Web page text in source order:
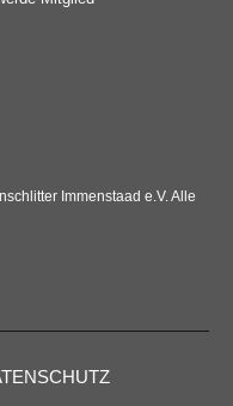
Immenstaad e.V. Alle